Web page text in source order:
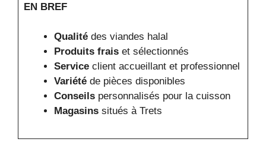
EN BREF
Qualitédes viandes halal
Produits fraiset sélectionnés
Serviceclient accueillant et professionnel
Variétéde pièces disponibles
Conseilspersonnalisés pour la cuisson
Magasinssitués à Trets